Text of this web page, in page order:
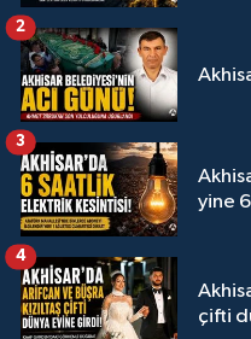
2
yine
3
çifti
4